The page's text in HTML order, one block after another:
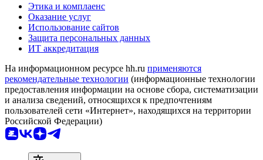
Этика и комплаенс
Оказание услуг
Использование сайтов
Защита персональных данных
ИТ аккредитация
На информационном ресурсе hh.ru применяются
рекомендательные технологии (информационные технологии
предоставления информации на основе сбора, систематизации
и анализа сведений, относящихся к предпочтениям
пользователей сети «Интернет», находящихся на территории
Российской Федерации)